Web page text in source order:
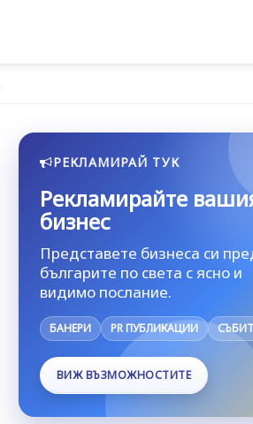
РЕКЛАМИРАЙ ТУК
Рекламирайте
бизнес
Представете бизнеса си
българите по света с ясно и
видимо послание.
БАНЕРИ PR ПУБЛИКАЦИИ
ВИЖ ВЪЗМОЖНОСТИТЕ